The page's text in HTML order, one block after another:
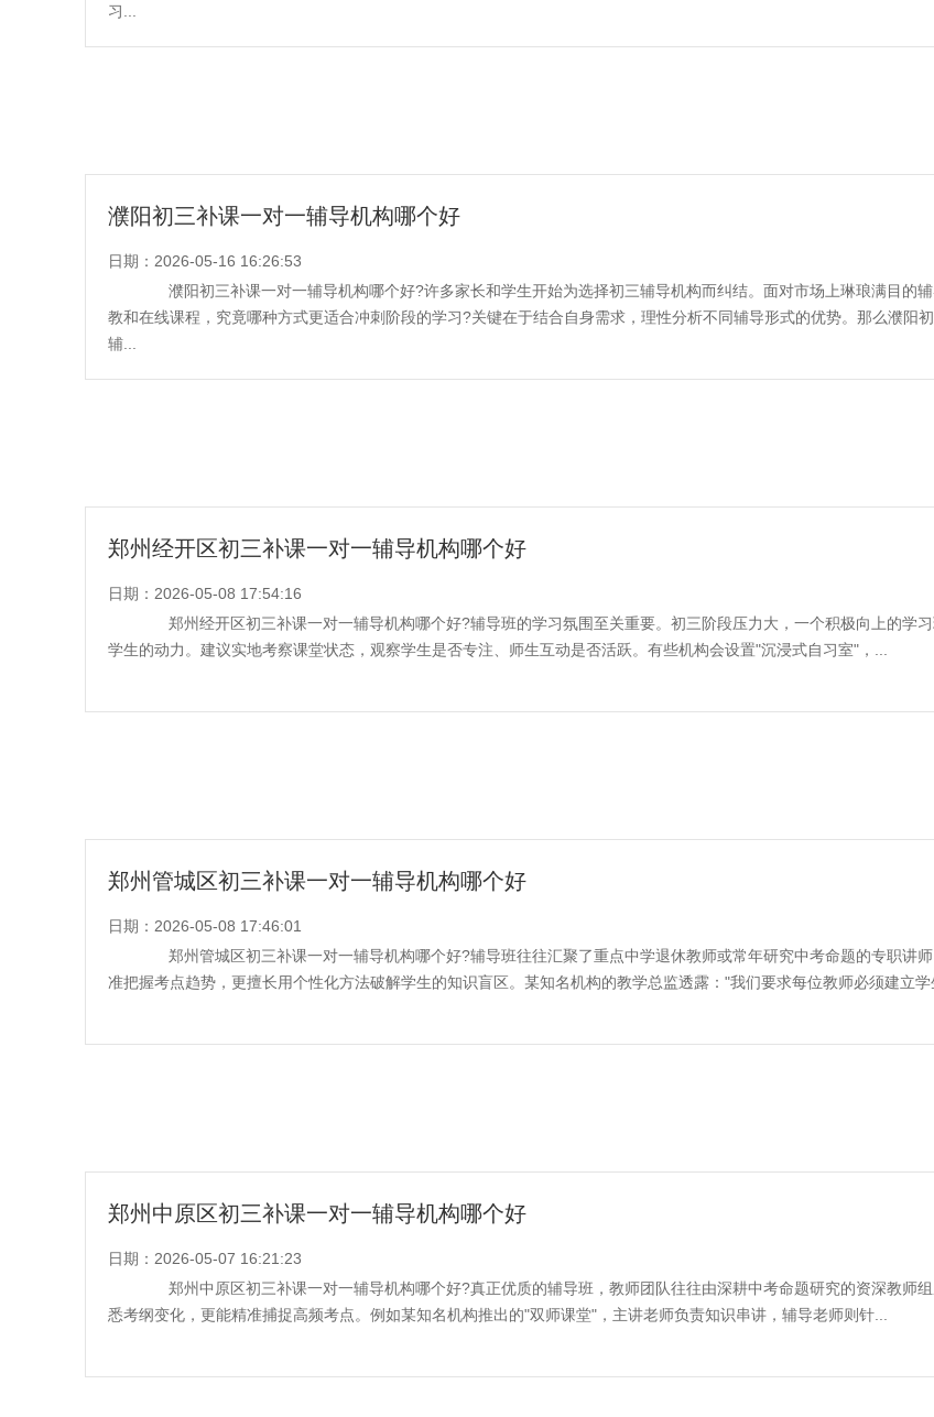
习...
濮阳初三补课一对一辅导机构哪个好​
日期：2026-05-16 16:26:53
濮阳初三补课一对一辅导机构哪个好?许多家长和学生开始为选择初三辅导机构而纠结。面对市场上琳琅满目的
教和在线课程，究竟哪种方式更适合冲刺阶段的学习?关键在于结合自身需求，理性分析不同辅导形式的优势。那么濮阳
辅...
郑州经开区初三补课一对一辅导机构哪个好
日期：2026-05-08 17:54:16
郑州经开区初三补课一对一辅导机构哪个好?辅导班的学习氛围至关重要。初三阶段压力大，一个积极向上的学
学生的动力。建议实地考察课堂状态，观察学生是否专注、师生互动是否活跃。有些机构会设置"沉浸式自习室"，...
郑州管城区初三补课一对一辅导机构哪个好
日期：2026-05-08 17:46:01
郑州管城区初三补课一对一辅导机构哪个好?辅导班往往汇聚了重点中学退休教师或常年研究中考命题的专职讲
准把握考点趋势，更擅长用个性化方法破解学生的知识盲区。某知名机构的教学总监透露："我们要求每位教师必须建立学
郑州中原区初三补课一对一辅导机构哪个好
日期：2026-05-07 16:21:23
郑州中原区初三补课一对一辅导机构哪个好?真正优质的辅导班，教师团队往往由深耕中考命题研究的资深教师
悉考纲变化，更能精准捕捉高频考点。例如某知名机构推出的"双师课堂"，主讲老师负责知识串讲，辅导老师则针...